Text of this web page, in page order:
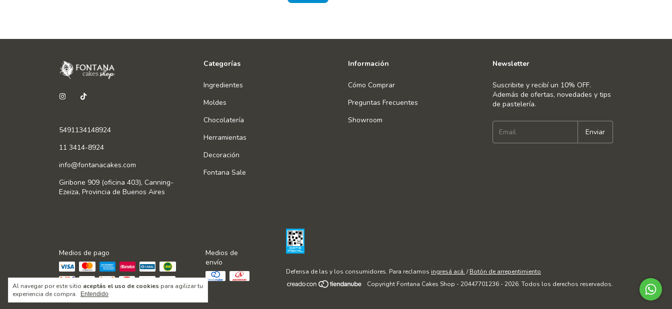
Al navegar por este sitio aceptás el uso de cookies para agilizar tu
experiencia de compra.
Entendido
5491134148924
11 3414-8924
info@fontanacakes.com
Giribone 909 (oficina 403), Canning-
Ezeiza, Provincia de Buenos Aires
Categorías
Ingredientes
Moldes
Chocolatería
Herramientas
Decoración
Fontana Sale
Información
Cómo Comprar
Preguntas Frecuentes
Showroom
Newsletter
Suscribite y recibí un 10% OFF.
Además de ofertas, novedades y tips
de pastelería.
Medios de pago
Medios de
envío
Defensa de las y los consumidores. Para reclamos ingresá acá. / Botón de arrepentimiento
Copyright Fontana Cakes Shop - 20447701236 - 2026. Todos los derechos reservados.